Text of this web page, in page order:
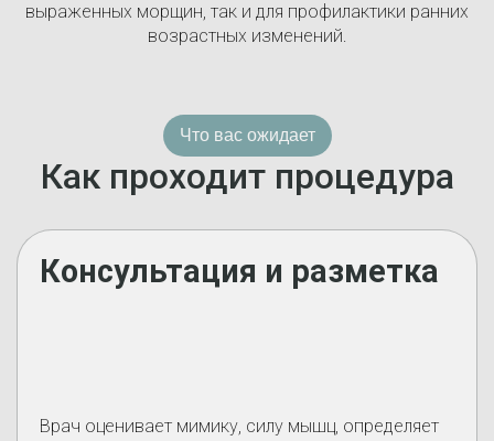
выраженных морщин, так и для профилактики ранних
возрастных изменений.
Что вас ожидает
Как проходит процедура
Консультация и разметка
Врач оценивает мимику, силу мышц, определяет